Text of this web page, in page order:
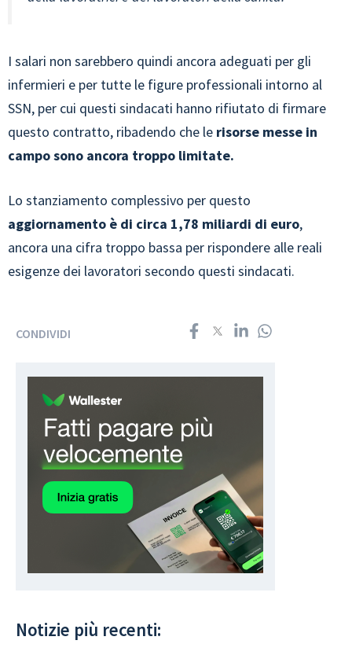
I salari non sarebbero quindi ancora adeguati per gli
infermieri e per tutte le figure professionali intorno al
SSN, per cui questi sindacati hanno rifiutato di firmare
questo contratto, ribadendo che le risorse messe in
campo sono ancora troppo limitate.
Lo stanziamento complessivo per questo
aggiornamento è di circa 1,78 miliardi di euro,
ancora una cifra troppo bassa per rispondere alle reali
esigenze dei lavoratori secondo questi sindacati.
CONDIVIDI
Notizie più recenti: